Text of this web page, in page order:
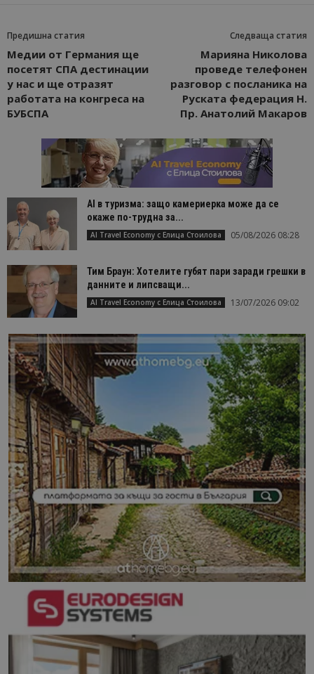
Предишна статия
Медии от Германия ще
посетят СПА дестинации
у нас и ще отразят
работата на конгреса на
БУБСПА
Следваща статия
Марияна Николова
проведе телефонен
разговор с посланика на
Руската федерация Н.
Пр. Анатолий Макаров
AI в туризма: защо камериерка може да се
окаже по-трудна за...
AI Travel Economy с Елица Стоилова 05/08/2026 08:28
Тим Браун: Хотелите губят пари заради грешки в
данните и липсващи...
AI Travel Economy с Елица Стоилова 13/07/2026 09:02